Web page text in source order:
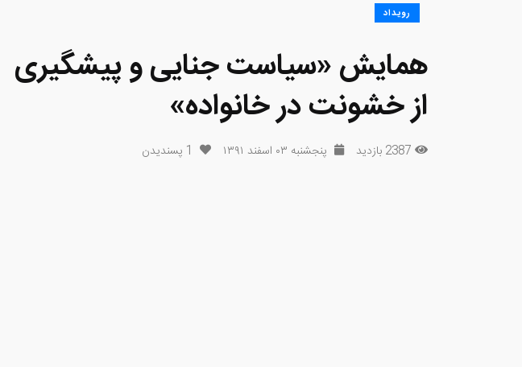
رویداد
همایش «سیاست جنایی و پیشگیری
از خشونت در خانواده»
2387 بازدید پنجشنبه ۰۳ اسفند ۱۳۹۱ 1 پسندیدن